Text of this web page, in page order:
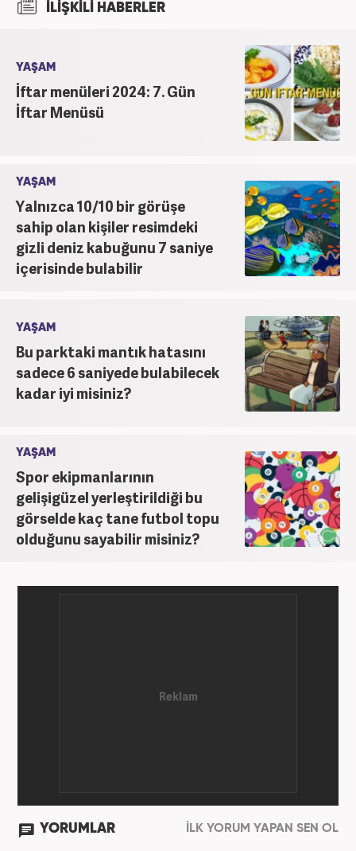
bağlı Haber7.com bünyesinde ‘SEO Editörü’
İLİŞKİLİ HABERLER
YAŞAM
İftar menüleri 2024: 7. Gün
İftar Menüsü
YAŞAM
Yalnızca 10/10 bir görüşe
sahip olan kişiler resimdeki
gizli deniz kabuğunu 7 saniye
içerisinde bulabilir
YAŞAM
Bu parktaki mantık hatasını
sadece 6 saniyede bulabilecek
kadar iyi misiniz?
YAŞAM
Spor ekipmanlarının
gelişigüzel yerleştirildiği bu
görselde kaç tane futbol topu
olduğunu sayabilir misiniz?
YORUMLAR İLK YORUM YAPAN SEN OL